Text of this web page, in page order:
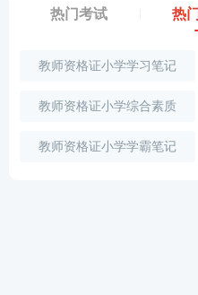
热门考试 热
教师资格证小学学习笔记
教师资格证小学综合素质
教师资格证小学学霸笔记